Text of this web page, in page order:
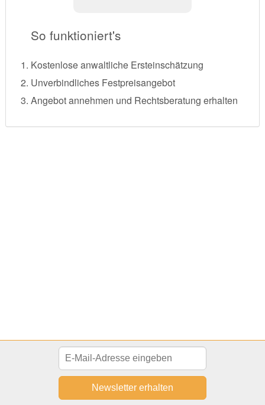
So funktioniert's
Kostenlose anwaltliche Ersteinschätzung
Unverbindliches Festpreisangebot
Angebot annehmen und Rechtsberatung erhalten